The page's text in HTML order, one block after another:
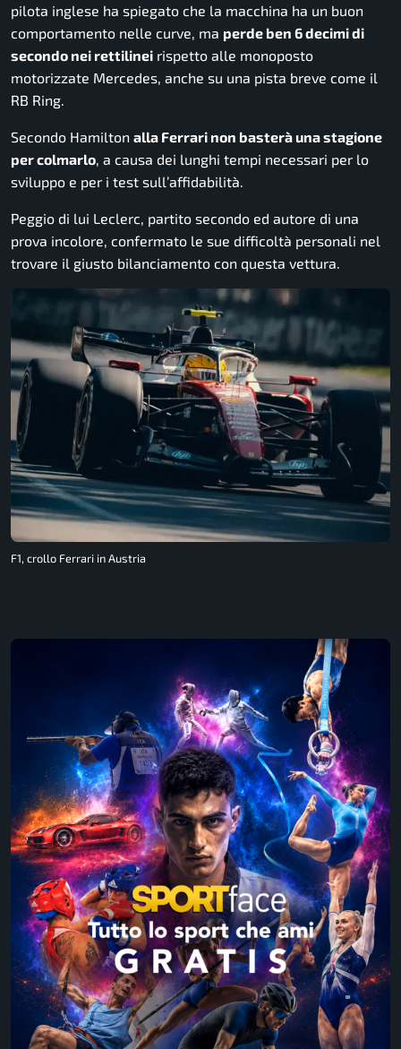
pilota inglese ha spiegato che la macchina ha un buon
comportamento nelle curve, ma perde ben 6 decimi di
secondo nei rettilinei rispetto alle monoposto
motorizzate Mercedes, anche su una pista breve come il
RB Ring.
Secondo Hamilton alla Ferrari non basterà una stagione
per colmarlo, a causa dei lunghi tempi necessari per lo
sviluppo e per i test sull’affidabilità.
Peggio di lui Leclerc, partito secondo ed autore di una
prova incolore, confermato le sue difficoltà personali nel
trovare il giusto bilanciamento con questa vettura.
F1, crollo Ferrari in Austria